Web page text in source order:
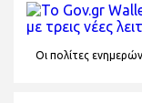
Οι πολίτες